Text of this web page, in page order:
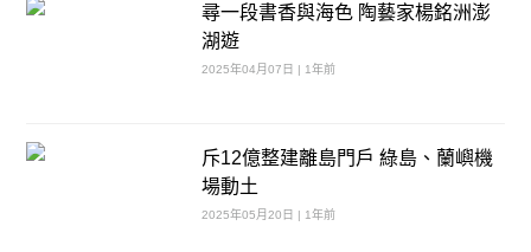
尋一段書香與海色 陶藝家楊銘洲澎
湖遊
2025年04月07日 | 1年前
斥12億整建離島門戶 綠島、蘭嶼機
場動土
2025年05月20日 | 1年前